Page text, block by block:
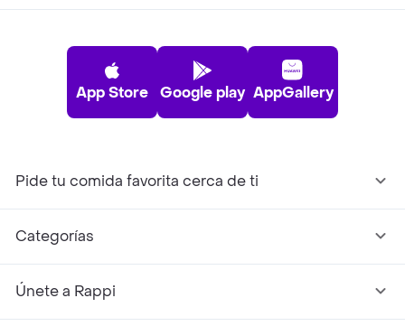
App Store Google play AppGallery
Pide tu comida favorita cerca de ti
Categorías
Únete a Rappi